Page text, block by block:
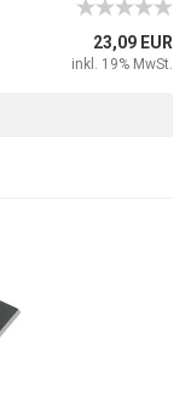
23,09 EUR
inkl. 19% MwSt.